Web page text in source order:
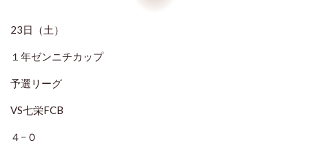
23日（土）
１年ゼンニチカップ
予選リーグ
VS七栄FCB
４−０